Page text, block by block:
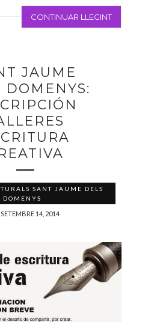
CONTINUAR LLEGINT
JAUME
DOMENYS:
SANT JAUME DELS
DOMENYS
SETEMBRE 14, 2014